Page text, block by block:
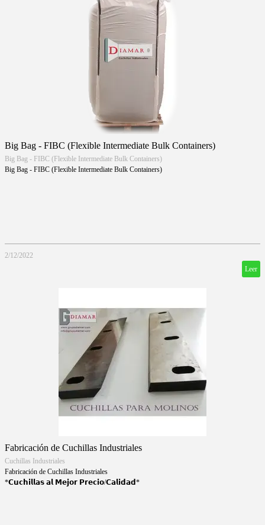
Big Bag - FIBC (Flexible Intermediate Bulk Containers)
Big Bag - FIBC (Flexible Intermediate Bulk Containers)
Big Bag - FIBC (Flexible Intermediate Bulk Containers)
2/12/2022
Leer
Fabricación de Cuchillas Industriales
Cuchillas Industriales
Fabricación de Cuchillas Industriales
*𝗖𝘂𝗰𝗵𝗶𝗹𝗹𝗮𝘀 𝗮𝗹 𝗠𝗲𝗷𝗼𝗿 𝗣𝗿𝗲𝗰𝗶𝗼/𝗖𝗮𝗹𝗶𝗱𝗮𝗱*